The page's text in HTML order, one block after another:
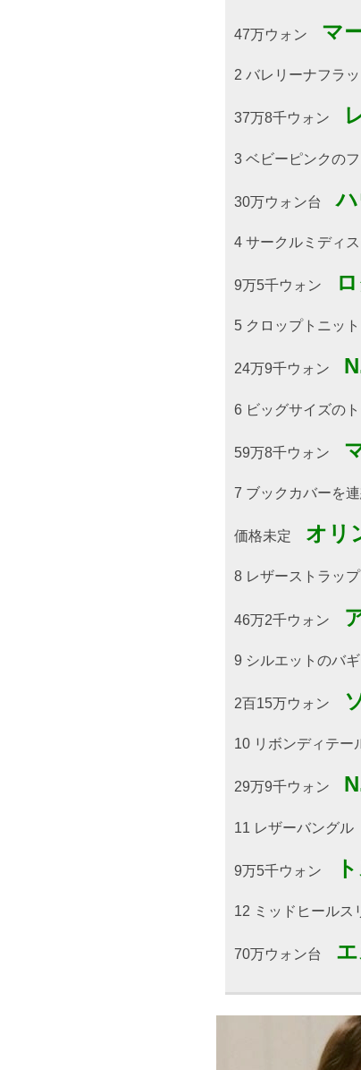
47万ウォン マ
2 バレリーナフラ
37万8千ウォン
3 ベビーピンクの
30万ウォン台
4 サークルミディス
9万5千ウォン
5 クロップトニッ
24万9千ウォン
6 ビッグサイズの
59万8千ウォン
7 ブックカバーを
価格未定 オリ
8 レザーストラッ
46万2千ウォン
9 シルエットのバ
2百15万ウォン
10 リボンディテー
29万9千ウォン
11 レザーバングル
9万5千ウォン
12 ミッドヒールス
70万ウォン台